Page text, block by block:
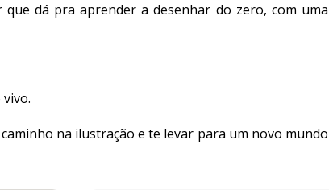
dá pra aprender a desenhar do zero, com uma
na ilustração e te levar para um novo mundo